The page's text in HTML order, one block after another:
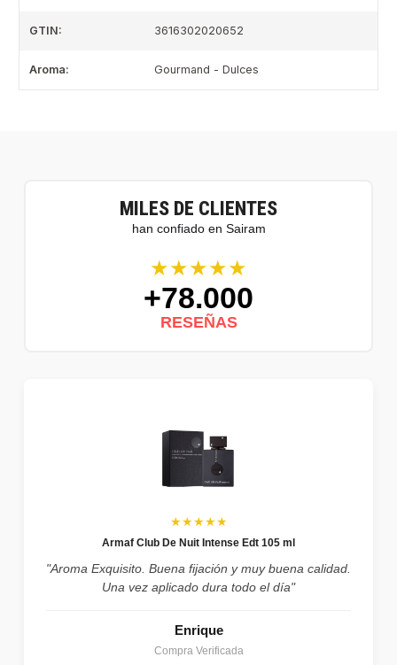
GTIN: 3616302020652
Aroma: Gourmand - Dulces
MILES DE CLIENTES
han confiado en Sairam
★★★★★
+78.000
RESEÑAS
★★★★★
Armaf Club De Nuit Intense Edt 105 ml
"Aroma Exquisito. Buena fijación y muy buena calidad.
Una vez aplicado dura todo el día"
Enrique
Compra Verificada